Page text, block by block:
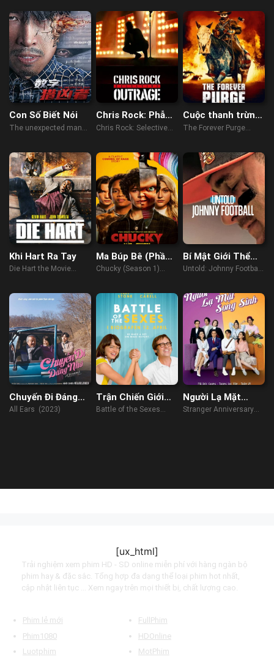
Con Số Biết Nói
The unexpected man
Chris Rock: Phẫn
Nộ Có Chọn Lọc
Chris Rock: Selective
Cuộc thanh trừng
vĩnh viễn
The Forever Purge
Khi Hart Ra Tay
Die Hart the Movie
Ma Búp Bê (Phần
1)
Chucky (Season 1)
Bí Mật Giới Thể
Thao: Johnny
Untold: Johnny Football
Chuyến Đi Đáng
Giá
All Ears (2023)
Trận Chiến Giới
Tính
Battle of the Sexes
Người Lạ Mặt
Song Sinh
Stranger Anniversary